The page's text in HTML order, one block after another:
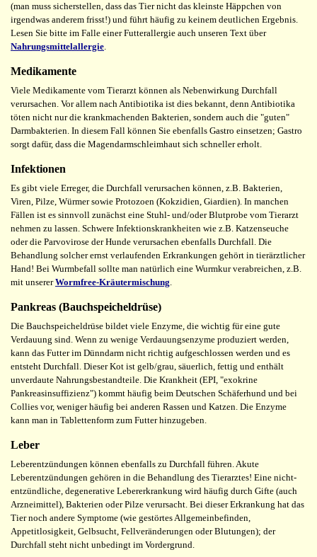
(man muss sicherstellen, dass das Tier nicht das kleinste Häppchen von
irgendwas anderem frisst!) und führt häufig zu keinem deutlichen Ergebnis.
Lesen Sie bitte im Falle einer Futterallergie auch unseren Text über
Nahrungsmittelallergie.
Medikamente
Viele Medikamente vom Tierarzt können als Nebenwirkung Durchfall
verursachen. Vor allem nach Antibiotika ist dies bekannt, denn Antibiotika
töten nicht nur die krankmachenden Bakterien, sondern auch die "guten"
Darmbakterien. In diesem Fall können Sie ebenfalls Gastro einsetzen; Gastro
sorgt dafür, dass die Magendarmschleimhaut sich schneller erholt.
Infektionen
Es gibt viele Erreger, die Durchfall verursachen können, z.B. Bakterien,
Viren, Pilze, Würmer sowie Protozoen (Kokzidien, Giardien). In manchen
Fällen ist es sinnvoll zunächst eine Stuhl- und/oder Blutprobe vom Tierarzt
nehmen zu lassen. Schwere Infektionskrankheiten wie z.B. Katzenseuche
oder die Parvovirose der Hunde verursachen ebenfalls Durchfall. Die
Behandlung solcher ernst verlaufenden Erkrankungen gehört in tierärztlicher
Hand! Bei Wurmbefall sollte man natürlich eine Wurmkur verabreichen, z.B.
mit unsererWormfree-Kräutermischung.
Pankreas (Bauchspeicheldrüse)
Die Bauchspeicheldrüse bildet viele Enzyme, die wichtig für eine gute
Verdauung sind. Wenn zu wenige Verdauungsenzyme produziert werden,
kann das Futter im Dünndarm nicht richtig aufgeschlossen werden und es
entsteht Durchfall. Dieser Kot ist gelb/grau, säuerlich, fettig und enthält
unverdaute Nahrungsbestandteile. Die Krankheit (EPI, "exokrine
Pankreasinsuffizienz") kommt häufig beim Deutschen Schäferhund und bei
Collies vor, weniger häufig bei anderen Rassen und Katzen. Die Enzyme
kann man in Tablettenform zum Futter hinzugeben.
Leber
Leberentzündungen können ebenfalls zu Durchfall führen. Akute
Leberentzündungen gehören in die Behandlung des Tierarztes! Eine nicht-
entzündliche, degenerative Lebererkrankung wird häufig durch Gifte (auch
Arzneimittel), Bakterien oder Pilze verursacht. Bei dieser Erkrankung hat das
Tier noch andere Symptome (wie gestörtes Allgemeinbefinden,
Appetitlosigkeit, Gelbsucht, Fellveränderungen oder Blutungen); der
Durchfall steht nicht unbedingt im Vordergrund.